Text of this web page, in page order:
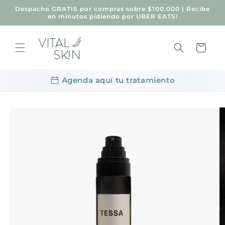
directamente
al contenido
Despacho GRATIS por compras sobre $100.000 | Recibe
en minutos pidiendo por UBER EATS!
Carrito
Agenda aquí tu tratamiento